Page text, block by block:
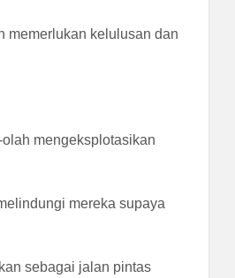
memerlukan kelulusan dan
mengeksplotasikan
mereka supaya
sebagai jalan pintas